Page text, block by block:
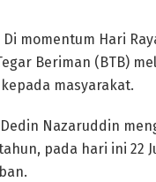
Di momentum Hari
Beriman (BTB)
masyarakat.
Dedin Nazaruddin
pada hari ini 22